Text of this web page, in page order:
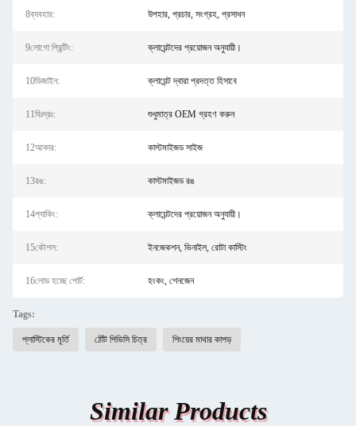
8ব্যবহার: উপহার, প্রচার, সংগ্রহ, প্রসাধন
9লোগো প্রিন্টিং: ক্লায়েন্টদের প্রয়োজন অনুযায়ী।
10ডিজাইন: ক্লায়েন্ট দ্বারা প্রদত্ত হিসাবে
11বিঃদ্রঃ: শুধুমাত্র OEM গ্রহণ করুন
12আকার: কাস্টমাইজড সাইজ
13রঙ: কাস্টমাইজড রঙ
14প্যাকিং: ক্লায়েন্টদের প্রয়োজন অনুযায়ী।
15কৌশল: ইনজেকশন, ভিনাইল, রোটা কাস্টিং
16লোড হচ্ছে পোর্ট: হংকং, শেনজেন
Tags:
প্লাস্টিকের মূর্তি ঠোঁট পিভিসি চিত্র শিংয়ের মাথার কাপড়
Similar Products